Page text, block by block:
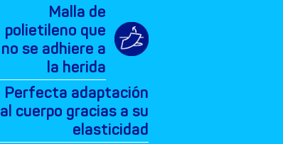
Malla de
polietileno que
no se adhiere a
la herida
Perfecta adaptación
al cuerpo gracias a su
elasticidad